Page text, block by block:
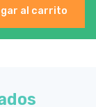
al carrito